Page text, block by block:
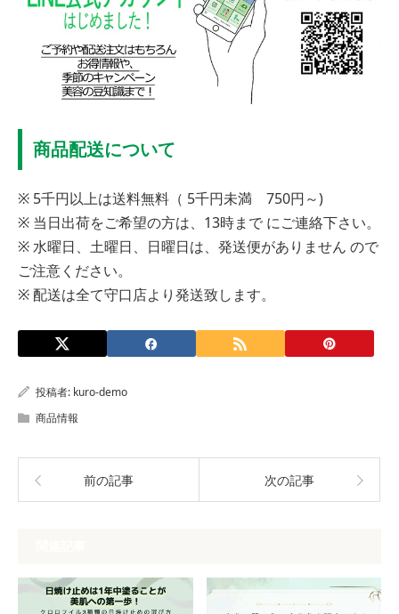
商品配送について
※ 5千円以上は送料無料（ 5千円未満 750円～)
※ 当日出荷をご希望の方は、13時まで にご連絡下さい。
※ 水曜日、土曜日、日曜日は、発送便がありません ので
ご注意ください。
※ 配送は全て守口店より発送致します。
投稿者: kuro-demo
商品情報
前の記事 次の記事